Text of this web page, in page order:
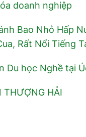
doanh nghiệp
Bao Nhỏ Hấp
Rất Nổi Tiếng
Du học Nghề tại
THƯỢNG HẢI